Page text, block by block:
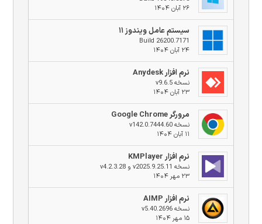
۲۶ آبان ۱۴۰۴
سیستم عامل ویندوز ۱۱
Build 26200.7171
۲۴ آبان ۱۴۰۴
نرم افزار Anydesk
نسخه v9.6.5
۲۳ آبان ۱۴۰۴
مرورگر Google Chrome
نسخه v142.0.7444.60
۱۱ آبان ۱۴۰۴
نرم افزار KMPlayer
نسخه v2025.9.25.11 و v4.2.3.28
۲۳ مهر ۱۴۰۴
نرم افزار AIMP
نسخه v5.40.2696
۱۵ مهر ۱۴۰۴